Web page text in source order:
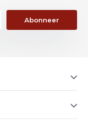
Abonneer